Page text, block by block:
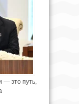
— это путь,